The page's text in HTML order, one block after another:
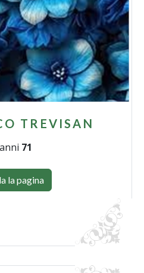
TREVISAN
71
la pagina